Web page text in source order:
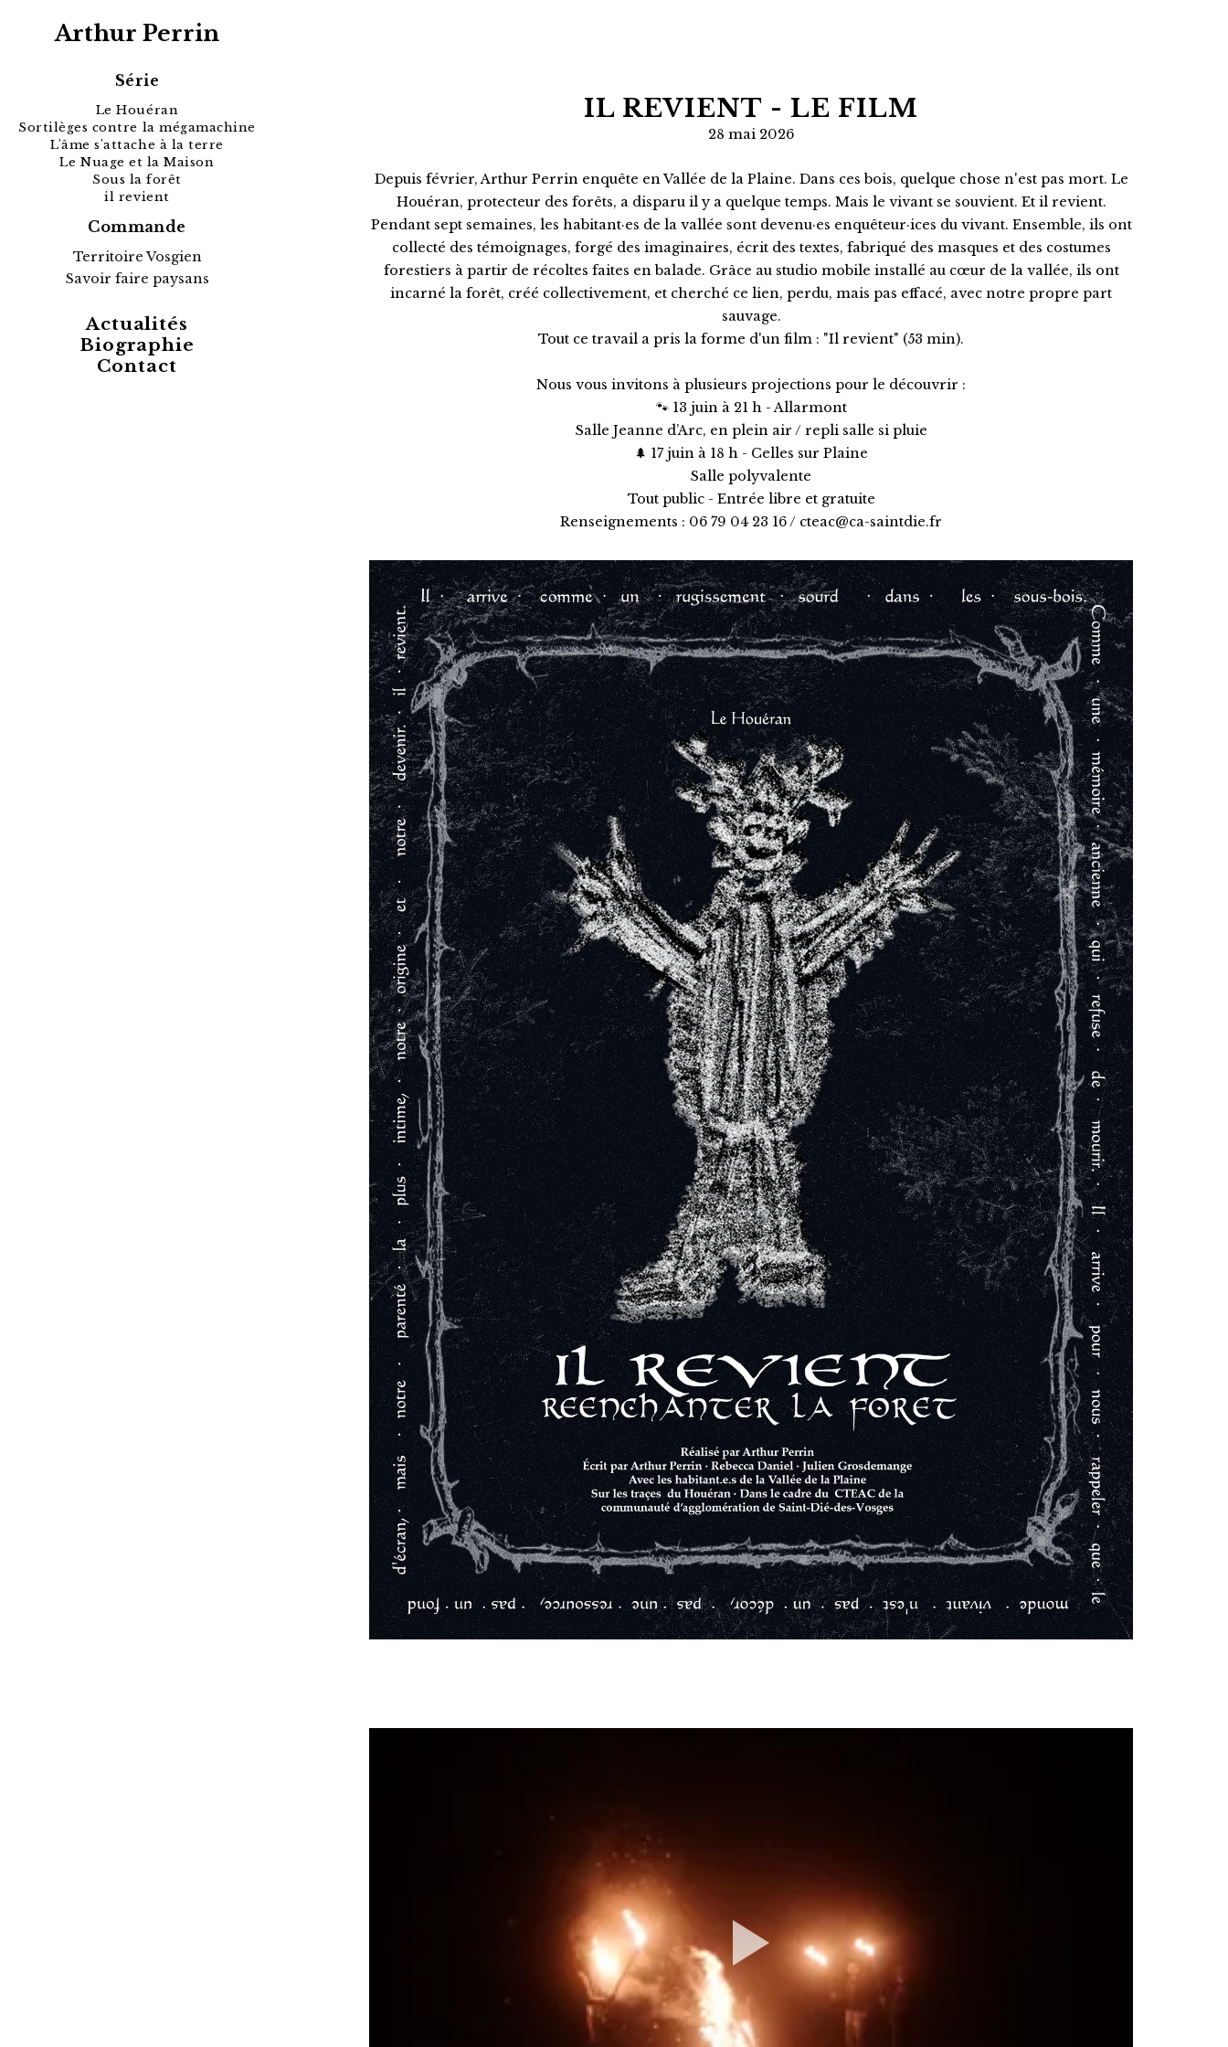
Arthur Perrin
Série
Le Houéran
Sortilèges contre la mégamachine
L'âme s'attache à la terre
Le Nuage et la Maison
Sous la forêt
il revient
Commande
Territoire Vosgien
Savoir faire paysans
Actualités
Biographie
Contact
IL REVIENT - LE FILM
28 mai 2026
Depuis février, Arthur Perrin enquête en Vallée de la Plaine. Dans ces bois, quelque chose n'est pas mort. Le
Houéran, protecteur des forêts, a disparu il y a quelque temps. Mais le vivant se souvient. Et il revient.
Pendant sept semaines, les habitant·es de la vallée sont devenu·es enquêteur·ices du vivant. Ensemble, ils ont
collecté des témoignages, forgé des imaginaires, écrit des textes, fabriqué des masques et des costumes
forestiers à partir de récoltes faites en balade. Grâce au studio mobile installé au cœur de la vallée, ils ont
incarné la forêt, créé collectivement, et cherché ce lien, perdu, mais pas effacé, avec notre propre part
sauvage.
Tout ce travail a pris la forme d'un film : "Il revient" (53 min).
Nous vous invitons à plusieurs projections pour le découvrir :
🐾 13 juin à 21 h - Allarmont
Salle Jeanne d’Arc, en plein air / repli salle si pluie
🌲 17 juin à 18 h - Celles sur Plaine
Salle polyvalente
Tout public - Entrée libre et gratuite
Renseignements : 06 79 04 23 16 / cteac@ca-saintdie.fr